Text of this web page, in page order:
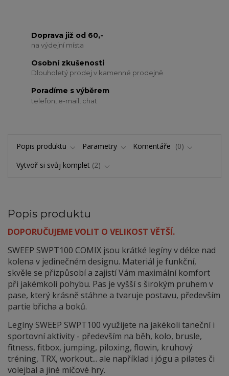
Doprava již od 60,-
na výdejní místa
Osobní zkušenosti
Dlouholetý prodej v kamenné prodejně
Poradíme s výběrem
telefon, e-mail, chat
Popis produktu Parametry Komentáře
0
Vytvoř si svůj komplet 2
Popis produktu
DOPORUČUJEME VOLIT O VELIKOST VĚTŠÍ.
SWEEP SWPT100 COMIX jsou krátké legíny v délce nad
kolena v jedinečném designu. Materiál je funkční,
skvěle se přizpůsobí a zajistí Vám maximální komfort
při jakémkoli pohybu. Pas je vyšší s širokým pruhem v
pase, který krásně stáhne a tvaruje postavu, především
partie břicha a boků.
Legíny SWEEP SWPT100 využijete na jakékoli taneční i
sportovní aktivity - především na běh, kolo, brusle,
fitness, fitbox, jumping, piloxing, flowin, kruhový
tréning, TRX, workout... ale například i jógu a pilates či
volejbal a jiné míčové hry.